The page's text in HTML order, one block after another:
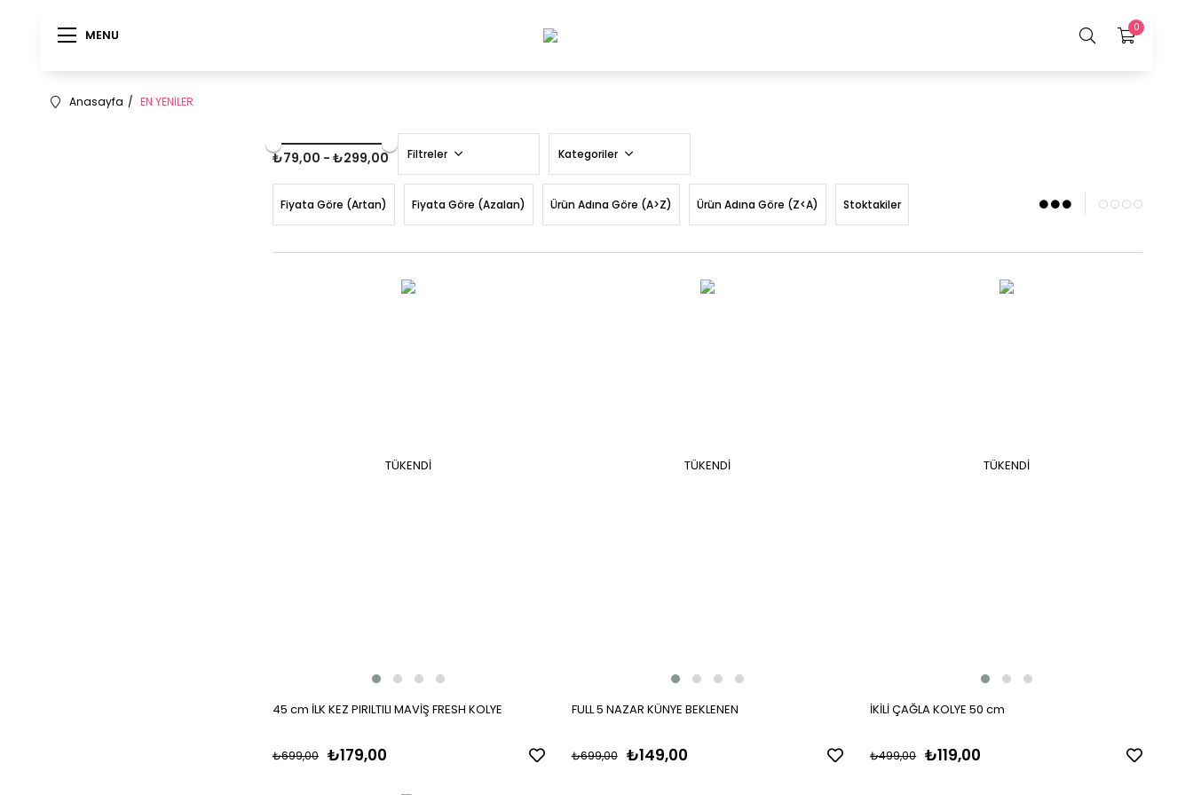
MENU
MENU 0
Anasayfa EN YENİLER
₺79,00 - ₺299,00 Filtreler Kategoriler
Fiyata Göre (Artan) Fiyata Göre (Azalan) Ürün Adına Göre (A>Z) Ürün Adına Göre (Z<A) Stoktakiler
TÜKENDI
45 cm İLK KEZ PIRILTILI MAVİŞ FRESH KOLYE
₺179,00
₺699,00
TÜKENDI
FULL 5 NAZAR KÜNYE BEKLENEN
₺149,00
₺699,00
TÜKENDI
İKİLİ ÇAĞLA KOLYE 50 cm
₺119,00
₺499,00